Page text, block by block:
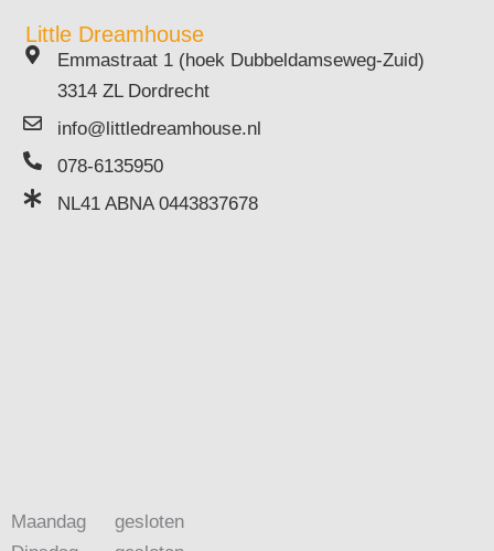
Little Dreamhouse
Emmastraat 1 (hoek Dubbeldamseweg-Zuid)
3314 ZL Dordrecht
info@littledreamhouse.nl
078-6135950
NL41 ABNA 0443837678
Maandag
gesloten